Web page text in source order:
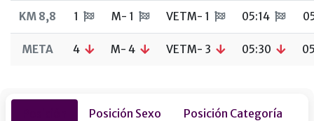
KM 8,8 1 M- 1 VETM- 1 05:14
META 4 M- 4 VETM- 3 05:30
Posición Sexo
Posición Categoría